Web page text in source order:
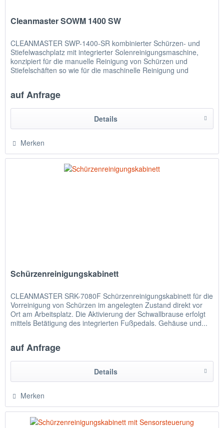
Cleanmaster SOWM 1400 SW
CLEANMASTER SWP-1400-SR kombinierter Schürzen- und
Stiefelwaschplatz mit integrierter Solenreinigungsmaschine,
konzipiert für die manuelle Reinigung von Schürzen und
Stiefelschäften so wie für die maschinelle Reinigung und
auf Anfrage
Details
Merken
Schürzenreinigungskabinett
CLEANMASTER SRK-7080F Schürzenreinigungskabinett für die
Vorreinigung von Schürzen im angelegten Zustand direkt vor
Ort am Arbeitsplatz. Die Aktivierung der Schwallbrause erfolgt
mittels Betätigung des integrierten Fußpedals. Gehäuse und...
auf Anfrage
Details
Merken